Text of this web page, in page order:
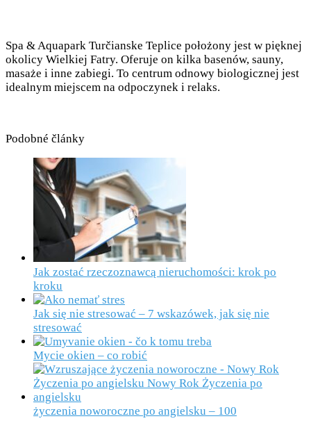
Spa & Aquapark Turčianske Teplice położony jest w pięknej
okolicy Wielkiej Fatry. Oferuje on kilka basenów, sauny,
masaże i inne zabiegi. To centrum odnowy biologicznej jest
idealnym miejscem na odpoczynek i relaks.
Podobné články
Jak zostać rzeczoznawcą nieruchomości: krok po
kroku
Jak się nie stresować – 7 wskazówek, jak się nie
stresować
Mycie okien – co robić
życzenia noworoczne po angielsku – 100